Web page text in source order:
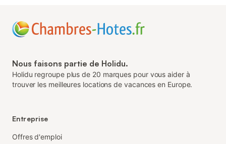
Nous faisons partie de Holidu.
Holidu regroupe plus de 20 marques pour vous aider à
trouver les meilleures locations de vacances en Europe.
Entreprise
Offres d'emploi